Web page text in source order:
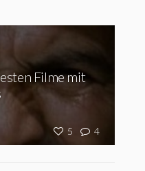
5 4
Filme mit